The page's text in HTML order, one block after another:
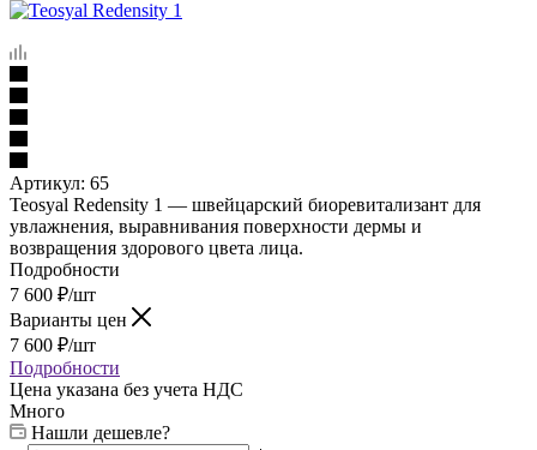
Артикул: 65
Teosyal Redensity 1 — швейцарский биоревитализант для
увлажнения, выравнивания поверхности дермы и
возвращения здорового цвета лица.
Подробности
7 600 ₽/шт
Варианты цен
7 600 ₽/шт
Подробности
Цена указана без учета НДС
Много
Нашли дешевле?